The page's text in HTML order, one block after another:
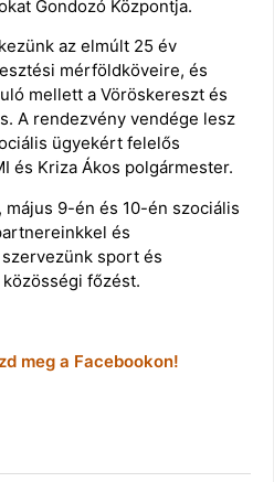
Gondozó Központja.
az elmúlt 25 év
mérföldköveire, és
mellett a Vöröskereszt és
A rendezvény vendége lesz
ügyekért felelős
és Kriza Ákos polgármester.
9-én és 10-én szociális
és
sport és
főzést.
meg a Facebookon!